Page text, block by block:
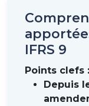
commissaire
L’AFTE a
d'interprétation
réévaluation des
financements
couvertures de
IFRS 9
Points clefs :
Depuis